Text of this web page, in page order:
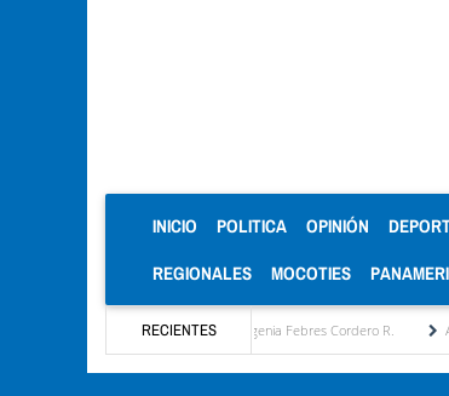
INICIO (CURRENT)
POLITICA OPINIÓN
REGIONALES MOCOTIES
RECIENTES
estratégica por María Eugenia Febres Cordero R. Alcaldía de